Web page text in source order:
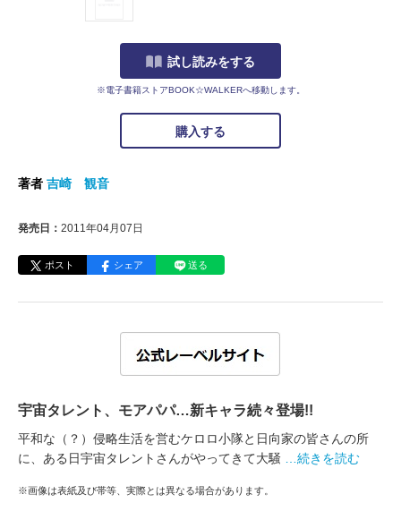
試し読みをする
※電子書籍ストアBOOK☆WALKERへ移動します。
購入する
著者 吉崎 観音
発売日： 2011年04月07日
ポスト シェア 送る
宇宙タレント、モアパパ…新キャラ続々登場!!
平和な（？）侵略生活を営むケロロ小隊と日向家の皆さんの所
に、ある日宇宙タレントさんがやってきて大騒
…続きを読む
※画像は表紙及び帯等、実際とは異なる場合があります。